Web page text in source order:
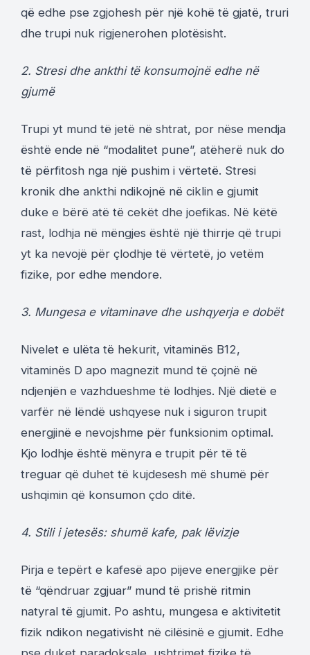
që edhe pse zgjohesh për një kohë të gjatë, truri
dhe trupi nuk rigjenerohen plotësisht.
2. Stresi dhe ankthi të konsumojnë edhe në
gjumë
Trupi yt mund të jetë në shtrat, por nëse mendja
është ende në “modalitet pune”, atëherë nuk do
të përfitosh nga një pushim i vërtetë. Stresi
kronik dhe ankthi ndikojnë në ciklin e gjumit
duke e bërë atë të cekët dhe joefikas. Në këtë
rast, lodhja në mëngjes është një thirrje që trupi
yt ka nevojë për çlodhje të vërtetë, jo vetëm
fizike, por edhe mendore.
3. Mungesa e vitaminave dhe ushqyerja e dobët
Nivelet e ulëta të hekurit, vitaminës B12,
vitaminës D apo magnezit mund të çojnë në
ndjenjën e vazhdueshme të lodhjes. Një dietë e
varfër në lëndë ushqyese nuk i siguron trupit
energjinë e nevojshme për funksionim optimal.
Kjo lodhje është mënyra e trupit për të të
treguar që duhet të kujdesesh më shumë për
ushqimin që konsumon çdo ditë.
4. Stili i jetesës: shumë kafe, pak lëvizje
Pirja e tepërt e kafesë apo pijeve energjike për
të “qëndruar zgjuar” mund të prishë ritmin
natyral të gjumit. Po ashtu, mungesa e aktivitetit
fizik ndikon negativisht në cilësinë e gjumit. Edhe